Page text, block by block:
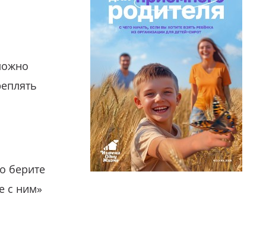
берите
с ним»